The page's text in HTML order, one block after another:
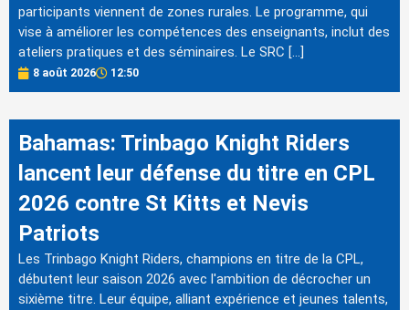
participants viennent de zones rurales. Le programme, qui
vise à améliorer les compétences des enseignants, inclut des
ateliers pratiques et des séminaires. Le SRC […]
8 août 2026 12:50
Bahamas: Trinbago Knight Riders
lancent leur défense du titre en CPL
2026 contre St Kitts et Nevis
Patriots
Les Trinbago Knight Riders, champions en titre de la CPL,
débutent leur saison 2026 avec l'ambition de décrocher un
sixième titre. Leur équipe, alliant expérience et jeunes talents,